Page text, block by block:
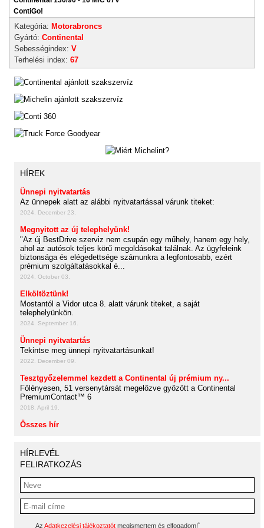
ContiGo!
Kategória: Motorabroncs
Gyártó: Continental
Sebességindex: V
Terhelési index: 67
HÍREK
Ünnepi nyitvatartás
Az ünnepek alatt az alábbi nyitvatartással várunk titeket:
2024. December 23.
Megnyitott az új telephelyünk!
"Az új BestDrive szerviz nem csupán egy műhely, hanem egy hely,
ahol az autósok teljes körű megoldásokat találnak. Az ügyfeleink
biztonsága és elégedettsége számunkra a legfontosabb, ezért
prémium szolgáltatásokkal é...
2024. October 03.
Elköltöztünk!
Mostantól a Vidor utca 8. alatt várunk titeket, a saját
telephelyünkön.
2024. September 16.
Ünnepi nyitvatartás
Tekintse meg ünnepi nyitvatartásunkat!
2022. December 09.
Tesztgyőzelemmel kezdett a Continental új prémium ny...
Fölényesen, 51 versenytársát megelőzve győzött a Continental
PremiumContact™ 6
2018. April 19.
Összes hír
HÍRLEVÉL
FELIRATKOZÁS
Az Adatkezelési tájékoztatót megismertem és elfogadom!*